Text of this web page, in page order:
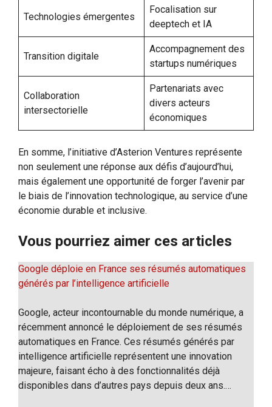
Technologies émergentes
Focalisation sur
deeptech et IA
Transition digitale
Accompagnement des
startups numériques
Collaboration
intersectorielle
Partenariats avec
divers acteurs
économiques
En somme, l’initiative d’Asterion Ventures représente
non seulement une réponse aux défis d’aujourd’hui,
mais également une opportunité de forger l’avenir par
le biais de l’innovation technologique, au service d’une
économie durable et inclusive.
Vous pourriez aimer ces articles
Google déploie en France ses résumés automatiques
générés par l’intelligence artificielle
Google, acteur incontournable du monde numérique, a
récemment annoncé le déploiement de ses résumés
automatiques en France. Ces résumés générés par
intelligence artificielle représentent une innovation
majeure, faisant écho à des fonctionnalités déjà
disponibles dans d’autres pays depuis deux ans.…